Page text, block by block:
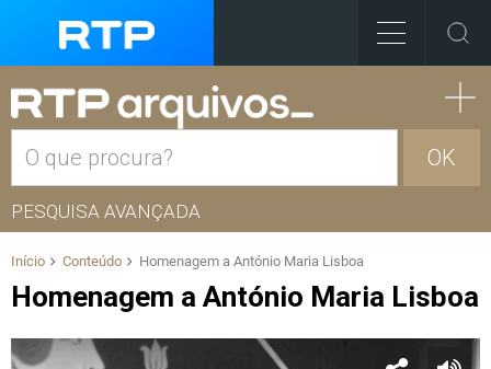
OK
PESQUISA AVANÇADA
Início Conteúdo Homenagem a António Maria Lisboa
Homenagem a António Maria Lisboa